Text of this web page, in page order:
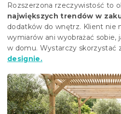
Rozszerzona rzeczywistość to
największych trendów w
dodatków do wnętrz. Klient nie
wymiarów ani wyobrażać sobie,
w domu. Wystarczy skorzystać
designie.